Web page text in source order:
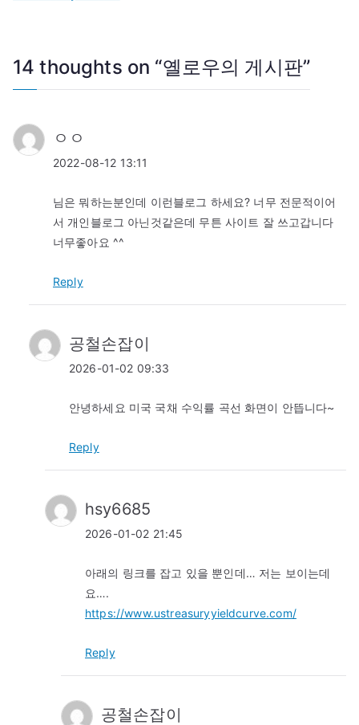
14 thoughts on “옐로우의 게시판”
ㅇㅇ
2022-08-12 13:11
님은 뭐하는분인데 이런블로그 하세요? 너무 전문적이어
서 개인블로그 아닌것같은데 무튼 사이트 잘 쓰고갑니다
너무좋아요 ^^
Reply
공철손잡이
2026-01-02 09:33
안녕하세요 미국 국채 수익률 곡선 화면이 안뜹니다~
Reply
hsy6685
2026-01-02 21:45
아래의 링크를 잡고 있을 뿐인데… 저는 보이는데
요….
https://www.ustreasuryyieldcurve.com/
Reply
공철손잡이